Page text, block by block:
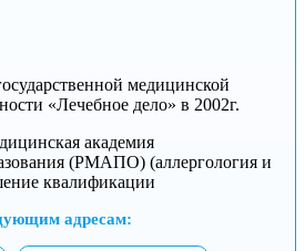
медицинской
«Лечебное дело» в 2002г.
академия
(РМАПО) (аллергология и
квалификации
адресам: